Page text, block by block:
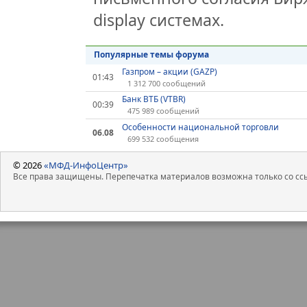
display системах.
Популярные темы форума
01:43
Газпром – акции (GAZP)
1 312 700 сообщений
00:39 Банк ВТБ (VTBR)
475 989 сообщений
06.08 Особенности национальной торговли
699 532 сообщения
© 2026«МФД-ИнфоЦентр»
Все права защищены. Перепечатка материалов возможна только со